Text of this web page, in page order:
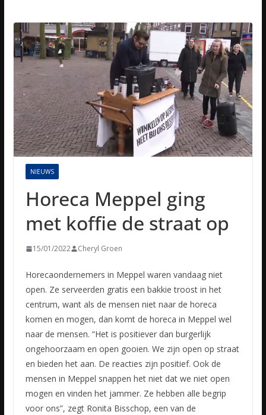
NIEUWS
Horeca Meppel ging
met koffie de straat op
15/01/2022 Cheryl Groen
Horecaondernemers in Meppel waren vandaag niet
open. Ze serveerden gratis een bakkie troost in het
centrum, want als de mensen niet naar de horeca
komen en mogen, dan komt de horeca in Meppel wel
naarde mensen. “Het is positiever dan burgerlijk
ongehoorzaam en open gooien. We zijn open op straat
en bieden het aan. De reacties zijn positief. Ook de
mensen in Meppel snappen het niet dat we niet open
mogen en vinden het jammer. Ze hebben alle begrip
voor ons”, zegt Ronita Bisschop, een van de